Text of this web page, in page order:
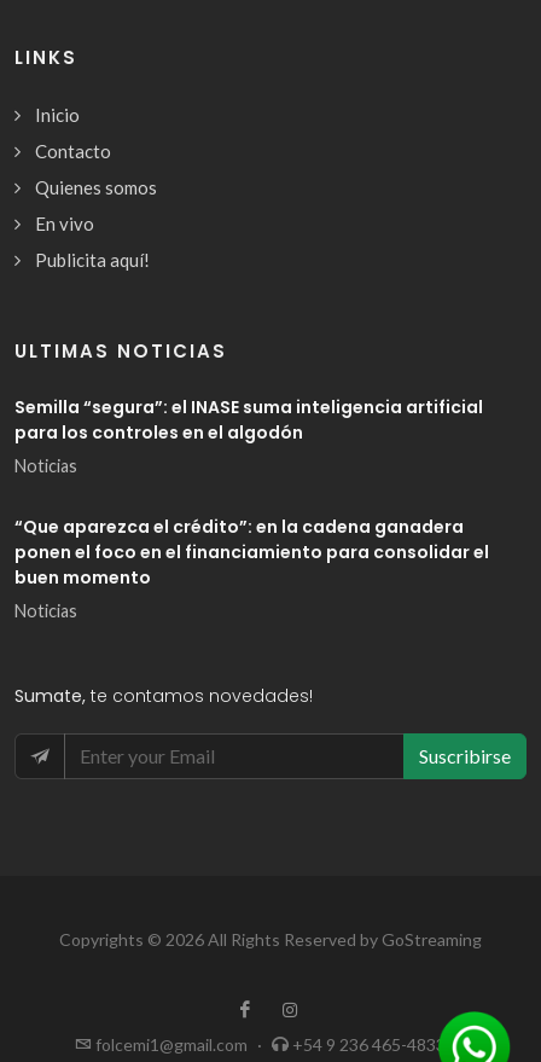
LINKS
Inicio
Contacto
Quienes somos
En vivo
Publicita aquí!
ULTIMAS NOTICIAS
Semilla “segura”: el INASE suma inteligencia artificial
para los controles en el algodón
Noticias
“Que aparezca el crédito”: en la cadena ganadera
ponen el foco en el financiamiento para consolidar el
buen momento
Noticias
Sumate, te contamos novedades!
Suscribirse
Copyrights © 2026 All Rights Reserved by GoStreaming
folcemi1@gmail.com · +54 9 236 465-4833 ·